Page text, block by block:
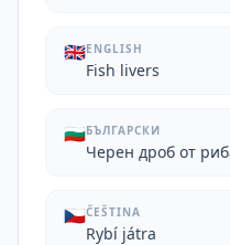
🇬🇧ENGLISH
Fish livers
🇧🇬БЪЛГАРСКИ
Черен дроб от
🇨🇿ČEŠTINA
Rybí játra